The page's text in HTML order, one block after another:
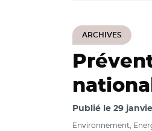
ARCHIVES
Publié le 29
Environnement,